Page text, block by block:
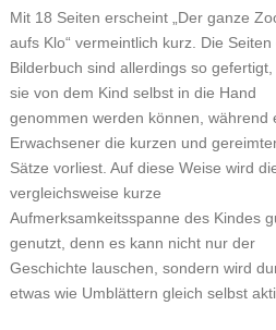
Mit 18 Seiten erscheint „Der ganze
aufs Klo“ vermeintlich kurz. Die Seiten
Bilderbuch sind allerdings so
sie von dem Kind selbst in die Hand
genommen werden können, während
Erwachsener die kurzen und
Sätze vorliest. Auf diese Weise wird
vergleichsweise kurze
Aufmerksamkeitsspanne des Kindes
genutzt, denn es kann nicht nur der
Geschichte lauschen, sondern wird
etwas wie Umblättern gleich selbst